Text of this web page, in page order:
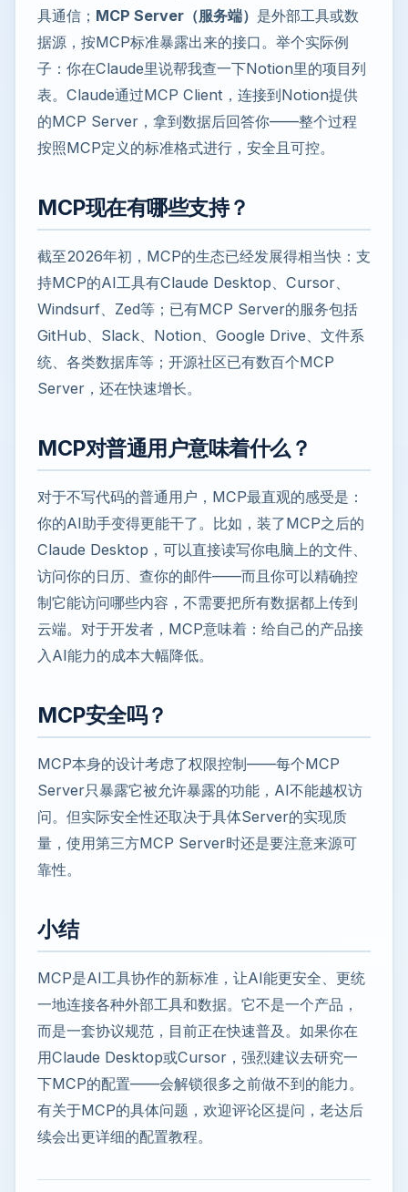
具通信； MCP Server（服务端） 是外部工具或数
据源，按MCP标准暴露出来的接口。举个实际例
子：你在Claude里说帮我查一下Notion里的项目列
表。Claude通过MCP Client，连接到Notion提供
的MCP Server，拿到数据后回答你——整个过程
按照MCP定义的标准格式进行，安全且可控。
MCP现在有哪些支持？
截至2026年初，MCP的生态已经发展得相当快：支
持MCP的AI工具有Claude Desktop、Cursor、
Windsurf、Zed等；已有MCP Server的服务包括
GitHub、Slack、Notion、Google Drive、文件系
统、各类数据库等；开源社区已有数百个MCP
Server，还在快速增长。
MCP对普通用户意味着什么？
对于不写代码的普通用户，MCP最直观的感受是：
你的AI助手变得更能干了。比如，装了MCP之后的
Claude Desktop，可以直接读写你电脑上的文件、
访问你的日历、查你的邮件——而且你可以精确控
制它能访问哪些内容，不需要把所有数据都上传到
云端。对于开发者，MCP意味着：给自己的产品接
入AI能力的成本大幅降低。
MCP安全吗？
MCP本身的设计考虑了权限控制——每个MCP
Server只暴露它被允许暴露的功能，AI不能越权访
问。但实际安全性还取决于具体Server的实现质
量，使用第三方MCP Server时还是要注意来源可
靠性。
小结
MCP是AI工具协作的新标准，让AI能更安全、更统
一地连接各种外部工具和数据。它不是一个产品，
而是一套协议规范，目前正在快速普及。如果你在
用Claude Desktop或Cursor，强烈建议去研究一
下MCP的配置——会解锁很多之前做不到的能力。
有关于MCP的具体问题，欢迎评论区提问，老达后
续会出更详细的配置教程。